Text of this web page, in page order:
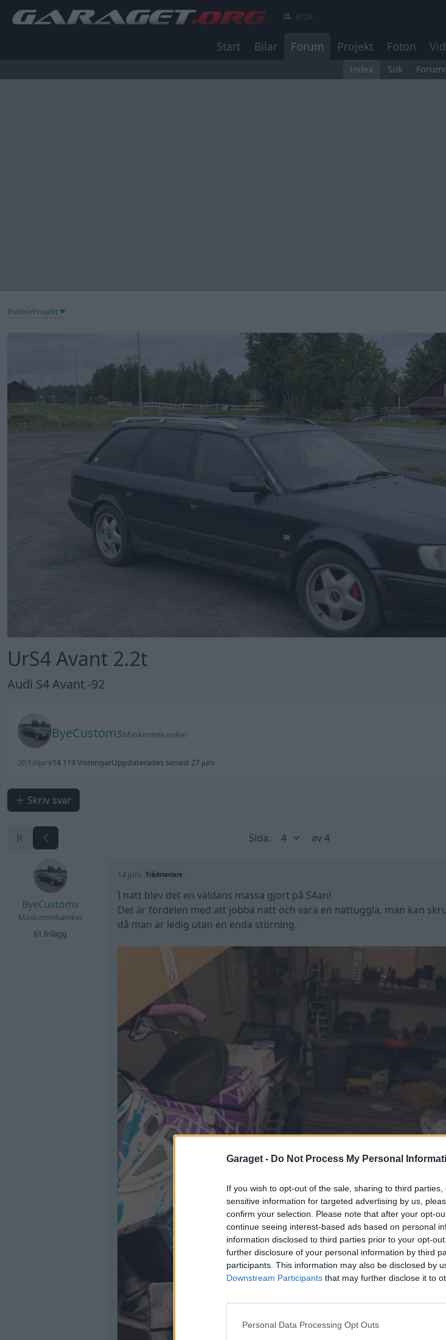
Garaget - Do Not Process My Personal
If you wish to opt-out of the sale, sharing to third
sensitive information for targeted advertising by us,
confirm your selection. Please note that after your opt-
continue seeing interest-based ads based on personal
information disclosed to third parties prior to your opt-
further disclosure of your personal information by third
participants. This information may also be disclosed by
Downstream Participants that may further disclose it to
Personal Data Processing Opt Outs
6126
Start Bilar Forum Projekt Foton
Index Sök
Index>Projekt
UrS4 Avant 2.2t
Audi S4 Avant -92
ByeCustomsMaskinmekaniker
20 Följare14 119 VisningarUppdaterades senast 27 juni
Skriv svar
Sida: av 4
ByeCustoms
Maskinmekaniker
61 Inlägg
14 juni Trådstartare
I natt blev det en väldans massa gjort på S4an!
Det är fördelen med att jobba natt och vara en nattuggla, man kan
då man är ledig utan en enda störning.